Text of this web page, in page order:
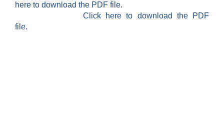
here to download the PDF file.
Click here to download the PDF
file.